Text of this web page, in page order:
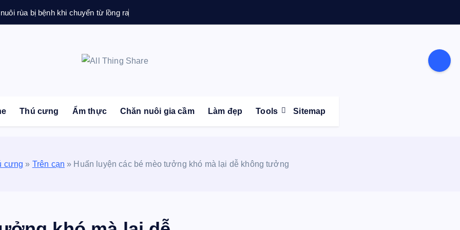
rùa bị bệnh khi chuyển từ lồng ra
Blog | Knowledge | Technology | Tips | Pets | Life
Thú cưng Ẩm thực Chăn nuôi gia cầm Làm đẹp Tools Sitemap
cưng » Trên cạn » Huấn luyện các bé mèo tưởng khó mà lại dễ không tưởng